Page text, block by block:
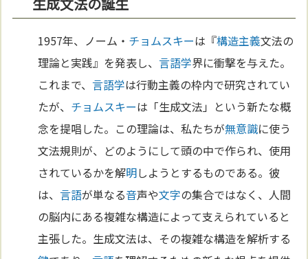
1957年、ノーム・ チョムスキーは『構造主義文法の
理論と実践』を発表し、言語学界に衝撃を与えた。
これまで、言語学は行動主義の枠内で研究されてい
たが、 チョムスキーは「生成文法」という新たな概
念を提唱した。この理論は、私たちが無意識に使う
文法規則が、どのようにして頭の中で作られ、使用
されているかを解明しようとするものである。彼
は、言語が単なる音声や文字の集合ではなく、人間
の脳内にある複雑な構造によって支えられていると
主張した。生成文法は、その複雑な構造を解析する